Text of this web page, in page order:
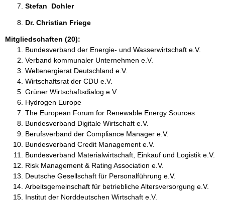
Stefan  Dohler
Dr. Christian Friege
Mitgliedschaften (20):
Bundesverband der Energie- und Wasserwirtschaft e.V.
Verband kommunaler Unternehmen e.V.
Weltenergierat Deutschland e.V.
Wirtschaftsrat der CDU e.V.
Grüner Wirtschaftsdialog e.V.
Hydrogen Europe
The European Forum for Renewable Energy Sources
Bundesverband Digitale Wirtschaft e.V.
Berufsverband der Compliance Manager e.V.
Bundesverband Credit Management e.V.
Bundesverband Materialwirtschaft, Einkauf und Logistik e.V.
Risk Management & Rating Association e.V.
Deutsche Gesellschaft für Personalführung e.V.
Arbeitsgemeinschaft für betriebliche Altersversorgung e.V.
Institut der Norddeutschen Wirtschaft e.V.